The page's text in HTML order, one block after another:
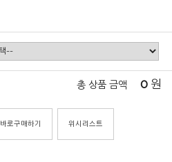
총 상품 금액 0 원
바로구매하기 위시리스트